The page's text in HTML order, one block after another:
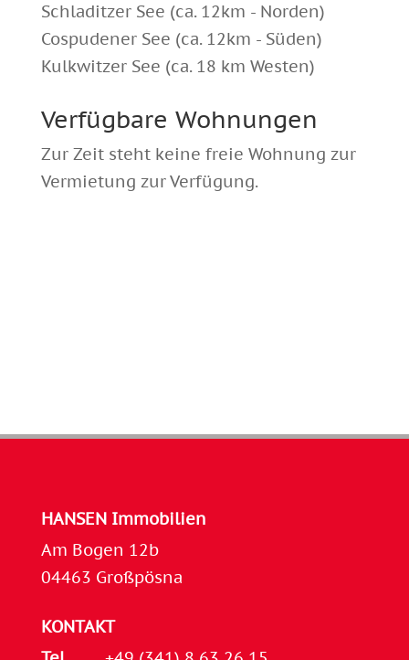
Schladitzer See (ca. 12km - Norden)
Cospudener See (ca. 12km - Süden)
Kulkwitzer See (ca. 18 km Westen)
Verfügbare Wohnungen
Zur Zeit steht keine freie Wohnung zur
Vermietung zur Verfügung.
HANSEN Immobilien
Am Bogen 12b
04463 Großpösna
KONTAKT